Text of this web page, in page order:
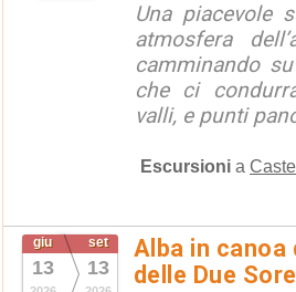
Una piacevole
atmosfera
camminando
che ci
valli, e punti
Escursioni a
giu
13
set
13
Alba in canoa
delle Due